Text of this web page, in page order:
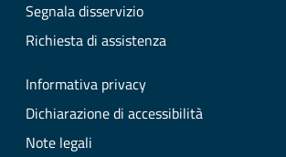
Segnala disservizio
Richiesta di assistenza
Informativa privacy
Dichiarazione di accessibilità
Note legali